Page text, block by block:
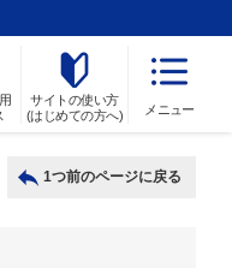
サイトの使い方
(はじめての方へ)
メニュー
1つ前のページに戻る